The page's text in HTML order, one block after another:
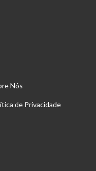
Nós
de Privacidade